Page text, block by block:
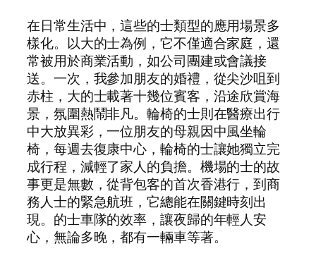
在日常生活中，這些的士類型的應用場景多
樣化。以大的士為例，它不僅適合家庭，還
常被用於商業活動，如公司團建或會議接
送。一次，我參加朋友的婚禮，從尖沙咀到
赤柱，大的士載著十幾位賓客，沿途欣賞海
景，氛圍熱鬧非凡。輪椅的士則在醫療出行
中大放異彩，一位朋友的母親因中風坐輪
椅，每週去復康中心，輪椅的士讓她獨立完
成行程，減輕了家人的負擔。機場的士的故
事更是無數，從背包客的首次香港行，到商
務人士的緊急航班，它總能在關鍵時刻出
現。的士車隊的效率，讓夜歸的年輕人安
心，無論多晚，都有一輛車等著。